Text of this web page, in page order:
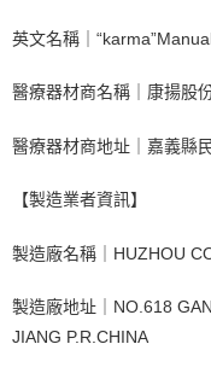
英文名稱｜
醫療器材商名稱｜康揚股
醫療器材商地址｜嘉義縣
【製造業者資訊】
製造廠名稱｜HUZHOU
製造廠地址｜NO.618
JIANG P.R.CHINA